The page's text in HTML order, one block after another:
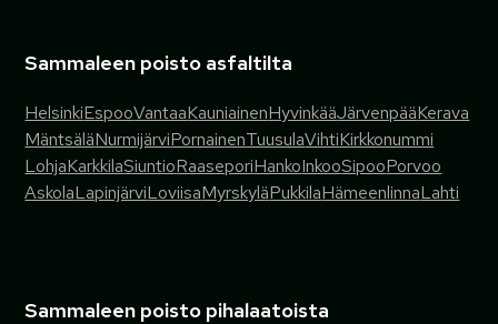
Sammaleen poisto asfaltilta
HelsinkiEspooVantaaKauniainenHyvinkääJärvenpääKerava
MäntsäläNurmijärviPornainenTuusulaVihtiKirkkonummi
LohjaKarkkilaSiuntioRaaseporiHankoInkooSipooPorvoo
AskolaLapinjärviLoviisaMyrskyläPukkilaHämeenlinnaLahti
Sammaleen poisto pihalaatoista